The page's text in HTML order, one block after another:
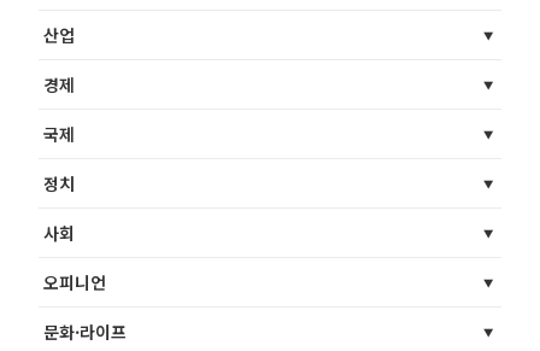
산업
경제
국제
정치
사회
오피니언
문화·라이프